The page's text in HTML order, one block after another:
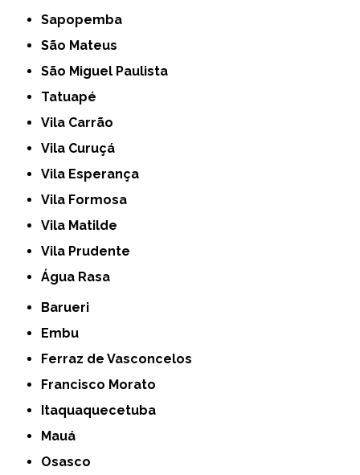
Sapopemba
São Mateus
São Miguel Paulista
Tatuapé
Vila Carrão
Vila Curuçá
Vila Esperança
Vila Formosa
Vila Matilde
Vila Prudente
Água Rasa
Barueri
Embu
Ferraz de Vasconcelos
Francisco Morato
Itaquaquecetuba
Mauá
Osasco